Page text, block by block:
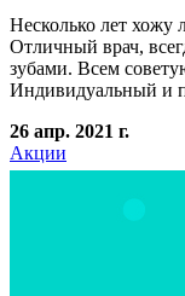
Несколько лет хожу
Отличный врач,
зубами. Всем
Индивидуальный и
26 апр. 2021 г.
Акции